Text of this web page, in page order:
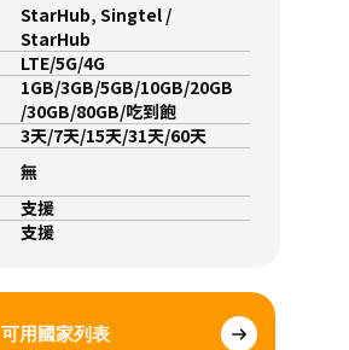
StarHub, Singtel /
StarHub
LTE/5G/4G
1GB/3GB/5GB/10GB/20GB
/30GB/80GB/吃到飽
3天/7天/15天/31天/60天
無
支援
支援
可用國家列表